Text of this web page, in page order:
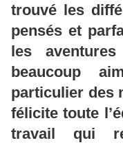
trouvé les
pensés et
les
beaucoup
particulier des
félicite toute
travail qui